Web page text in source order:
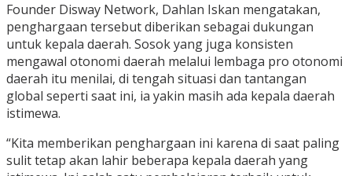
Founder Disway Network, Dahlan Iskan mengatakan,
penghargaan tersebut diberikan sebagai dukungan
untuk kepala daerah. Sosok yang juga konsisten
mengawal otonomi daerah melalui lembaga pro otonomi
daerah itu menilai, di tengah situasi dan tantangan
global seperti saat ini, ia yakin masih ada kepala daerah
istimewa.
“Kita memberikan penghargaan ini karena di saat paling
sulit tetap akan lahir beberapa kepala daerah yang